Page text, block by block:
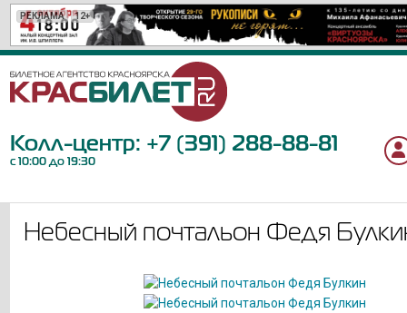
РЕКЛАМА 12+
РЕКЛАМА 12+
РЕКЛАМА 12+
РЕКЛАМА 12+
РЕКЛАМА 18+
РЕКЛАМА 6+
РЕКЛАМА 0+
РЕКЛАМА 12+
РЕКЛАМА 6+
РЕКЛАМА 12+
РЕКЛАМА 16+
РЕКЛАМА 6+
РЕКЛАМА 6+
РЕКЛАМА 12+
РЕКЛАМА 6+
РЕКЛАМА 12+
РЕКЛАМА 16+
РЕКЛАМА 12+
РЕКЛАМА 6+
Колл-центр: +7 (391) 288-88-81
с 10:00 до 19:30
Небесный почтальон Федя